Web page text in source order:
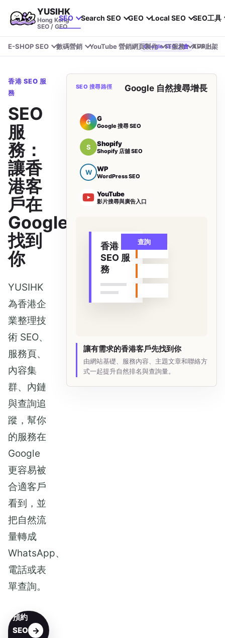
YUSIHK
Hong Kong
SEO / GEO
SEO Search SEO GEO Local SEO SEO工具
E-SHOP SEO 數碼營銷 YouTube 營銷網頁製作 IT服務 APP上架
Google SEO 大會 YUSIHK 近期參加 Google Search Central Live
香港 SEO 服
務
SEO
服
務：
讓香
港客
戶在
Google
找到
你
YUSIHK
為香港企
業整理技
術 SEO、
服務頁、
內容集
群、內鏈
與查詢追
蹤，幫你
的服務在
Google
更容易被
合適客戶
看到，並
把自然流
量轉成
WhatsApp、
電話或表
單查詢。
預約
SEO
SEO 搜尋路徑 Google 自然搜尋增長
G G
Google 搜尋 SEO
S Shopify
Shopify 店舖 SEO
W WP
WordPress SEO
YouTube
影片搜尋與廣告入口
香港
SEO 服
務
查詢
讓有需求的香港客戶先找到你
由網站基礎、服務內容、主題文章和聯絡方
式一起提升自然排名與查詢量。